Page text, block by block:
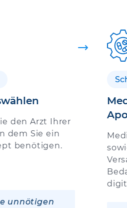
den Arzt Ihrer
dem Sie ein
benötigen.
unnötigen